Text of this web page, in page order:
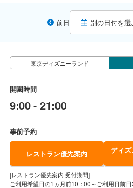
前日 別の日付を選
東京ディズニーランド
開園時間
9:00 - 21:00
事前予約
レストラン優先案内
ディ
[レストラン優先案内 受付期間]
ご利用希望日の1ヵ月前10：00～ご利用日前